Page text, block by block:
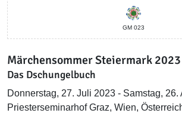
GM 023
Märchensommer Steiermark 2023
Das Dschungelbuch
Donnerstag, 27. Juli 2023 - Samstag, 26.
Priesterseminarhof Graz, Wien,